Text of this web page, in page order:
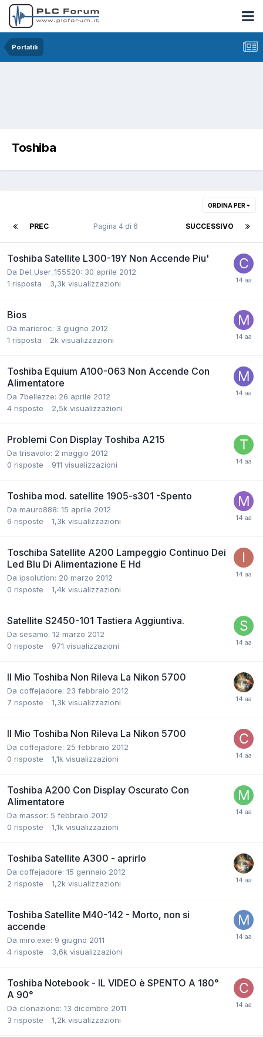
Portatili
Toshiba
ORDINA PER
PREC SUCCESSIVO
Pagina 4 di 6
Toshiba Satellite L300-19Y Non Accende Piu'
Da Del_User_155520: 30 aprile 2012
1 risposta 3,3k visualizzazioni
Bios
Da marioroc: 3 giugno 2012
1 risposta 2k visualizzazioni
Toshiba Equium A100-063 Non Accende Con
Alimentatore
Da 7bellezze: 26 aprile 2012
4 risposte 2,5k visualizzazioni
Problemi Con Display Toshiba A215
Da trisavolo: 2 maggio 2012
0 risposte 911 visualizzazioni
Toshiba mod. satellite 1905-s301 -Spento
Da mauro888: 15 aprile 2012
6 risposte 1,3k visualizzazioni
Toschiba Satellite A200 Lampeggio Continuo Dei
Led Blu Di Alimentazione E Hd
Da ipsolution: 20 marzo 2012
0 risposte 1,4k visualizzazioni
Satellite S2450-101 Tastiera Aggiuntiva.
Da sesamo: 12 marzo 2012
0 risposte 971 visualizzazioni
Il Mio Toshiba Non Rileva La Nikon 5700
Da coffejadore: 23 febbraio 2012
7 risposte 1,3k visualizzazioni
Il Mio Toshiba Non Rileva La Nikon 5700
Da coffejadore: 25 febbraio 2012
0 risposte 1,1k visualizzazioni
Toshiba A200 Con Display Oscurato Con
Alimentatore
Da massor: 5 febbraio 2012
0 risposte 1,1k visualizzazioni
Toshiba Satellite A300 - aprirlo
Da coffejadore: 15 gennaio 2012
2 risposte 1,2k visualizzazioni
Toshiba Satellite M40-142 - Morto, non si
accende
Da miro.exe: 9 giugno 2011
4 risposte 3,6k visualizzazioni
Toshiba Notebook - IL VIDEO è SPENTO A 180°
A 90°
Da clonazione: 13 dicembre 2011
3 risposte 1,2k visualizzazioni